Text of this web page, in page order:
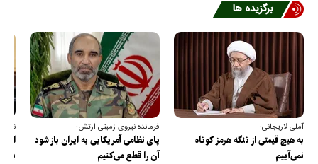
برگزیده ها
آملی لاریجانی:
به هیچ قیمتی از تنگه هرمز کوتاه
نمی‌آییم
فرمانده نیروی زمینی ارتش:
پای نظامی آمریکایی به ایران باز شود
آن را قطع می‌کنیم
از